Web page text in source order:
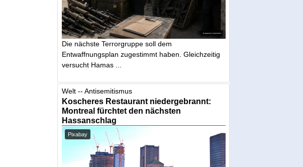
Die nächste Terrorgruppe soll dem
Entwaffnungsplan zugestimmt haben. Gleichzeitig
versucht Hamas ...
Welt -- Antisemitismus
Koscheres Restaurant niedergebrannt:
Montreal fürchtet den nächsten
Hassanschlag
Pixabay